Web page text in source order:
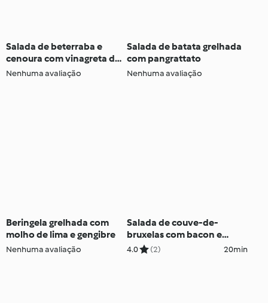
Salada de beterraba e
cenoura com vinagreta de
vincotto
Nenhuma avaliação
Salada de batata grelhada
com pangrattato
Nenhuma avaliação
Beringela grelhada com
molho de lima e gengibre
Nenhuma avaliação
Salada de couve-de-
bruxelas com bacon e
cranberries
4.0 (2) 20min